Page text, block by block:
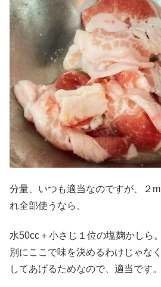
分量、いつも適当なのですが、２
れ全部使うなら、
水50cc＋小さじ１位の塩麹かしら。
別にここで味を決めるわけじゃな
してあげるためなので、適当です。